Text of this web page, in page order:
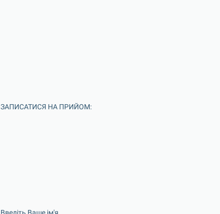
ЗАПИСАТИСЯ НА ПРИЙОМ: